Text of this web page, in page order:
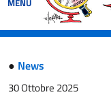
● News
30 Ottobre 2025